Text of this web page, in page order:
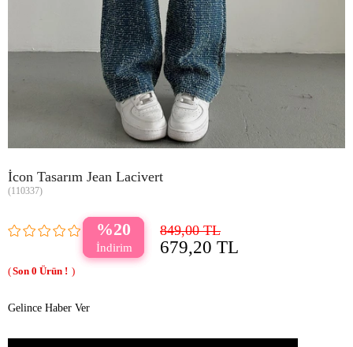
İcon Tasarım Jean Lacivert
(110337)
20 849,00 TL
679,20 TL
0
Gelince Haber Ver